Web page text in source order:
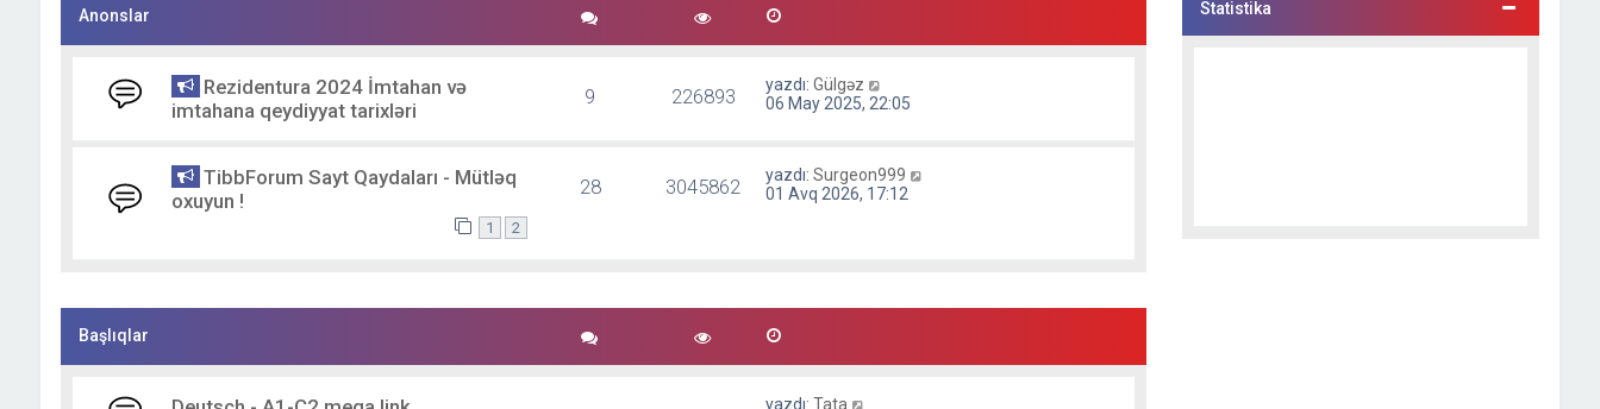
Anonslar
Rezidentura 2024 İmtahan və
imtahana qeydiyyat tarixləri
9 226893 yazdı:Gülgəz
06 May 2025, 22:05
TibbForum Sayt Qaydaları - Mütləq
oxuyun !
1 2
28 3045862 yazdı:Surgeon999
01 Avq 2026, 17:12
Başlıqlar
yazdı:Tata
Statistika